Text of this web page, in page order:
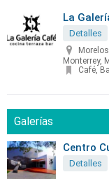
La
Detalles
Monterrey,
Café,
Galerías
Centro
Detalles